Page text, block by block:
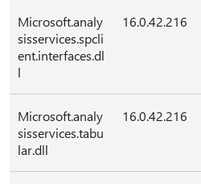
Microsoft.analy
sisservices.spcli
ent.interfaces.dl
l
16.0.42.216
Microsoft.analy
sisservices.tabu
lar.dll
16.0.42.216